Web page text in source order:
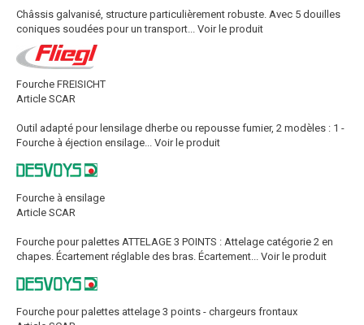
Châssis galvanisé, structure particulièrement robuste. Avec 5 douilles
coniques soudées pour un transport...
Voir le produit
Fourche FREISICHT
Article SCAR
Outil adapté pour lensilage dherbe ou repousse fumier, 2 modèles : 1 -
Fourche à éjection ensilage...
Voir le produit
Fourche à ensilage
Article SCAR
Fourche pour palettes ATTELAGE 3 POINTS : Attelage catégorie 2 en
chapes. Écartement réglable des bras. Écartement...
Voir le produit
Fourche pour palettes attelage 3 points - chargeurs frontaux